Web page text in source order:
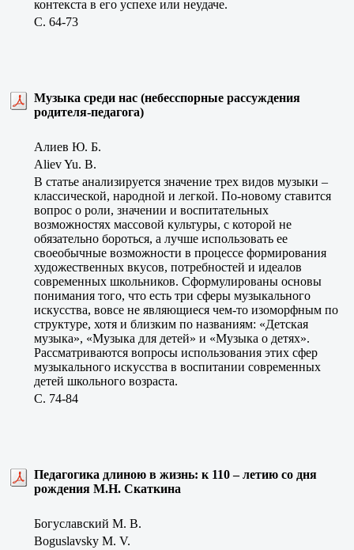
контекста в его успехе или неудаче.
C. 64-73
Музыка среди нас (небесспорные рассуждения
родителя-педагога)
Алиев Ю. Б.
Aliev Yu. B.
В статье анализируется значение трех видов музыки –
классической, народной и легкой. По-новому ставится
вопрос о роли, значении и воспитательных
возможностях массовой культуры, с которой не
обязательно бороться, а лучше использовать ее
своеобычные возможности в процессе формирования
художественных вкусов, потребностей и идеалов
современных школьников. Сформулированы основы
понимания того, что есть три сферы музыкального
искусства, вовсе не являющиеся чем-то изоморфным по
структуре, хотя и близким по названиям: «Детская
музыка», «Музыка для детей» и «Музыка о детях».
Рассматриваются вопросы использования этих сфер
музыкального искусства в воспитании современных
детей школьного возраста.
C. 74-84
Педагогика длиною в жизнь: к 110 – летию со дня
рождения М.Н. Скаткина
Богуславский М. В.
Boguslavsky M. V.